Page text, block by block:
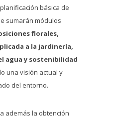
básica de
sumarán módulos
florales,
a la jardinería,
agua y sostenibilidad
una visión actual y
del entorno.
además la obtención